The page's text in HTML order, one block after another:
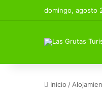
domingo, agosto
Inicio /